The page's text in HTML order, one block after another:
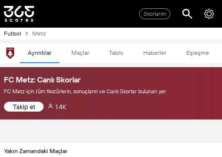
Skorlarım
Futbol Metz
Ayrıntılar Maçlar Tablo Haberler Eşleşme
FC Metz: Canlı Skorlar
FC Metz için tüm fikstürlerin, sonuçların ve Canlı Skorlar bulunan yer
Takip et 1.4K
Yakın Zamandaki Maçlar